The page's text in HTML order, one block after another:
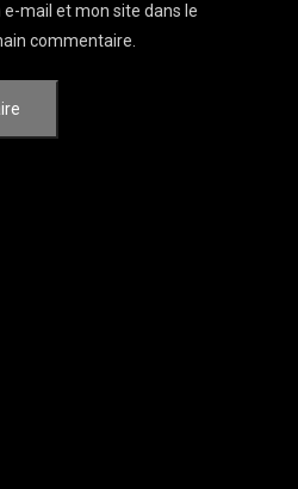
mail et mon site dans le
commentaire.